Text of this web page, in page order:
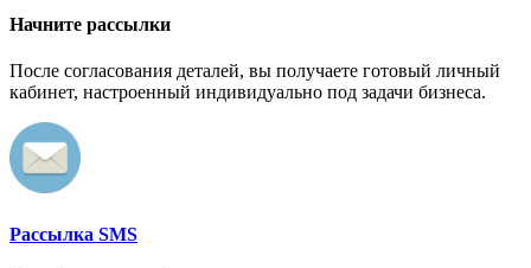
Начните рассылки
После согласования деталей, вы получаете готовый личный
кабинет, настроенный индивидуально под задачи бизнеса.
Рассылка SMS